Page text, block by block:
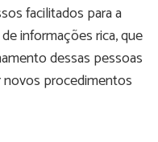
facilitados para a
informações rica, que
dessas pessoas
novos procedimentos